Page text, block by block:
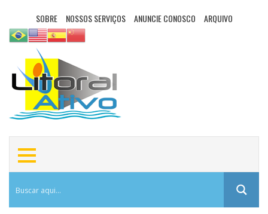
SOBRE NOSSOS SERVIÇOS ANUNCIE CONOSCO ARQUIVO